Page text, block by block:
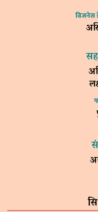
विजनेस